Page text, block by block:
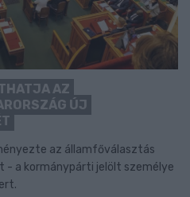
AZ
ÚJ
az államfőválasztás
- a kormánypárti jelölt személye